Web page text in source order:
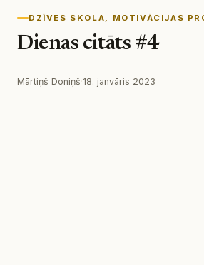
DZĪVES SKOLA, MOTIVĀCIJAS
Dienas citāts #4
Mārtiņš Doniņš·18. janvāris 2023